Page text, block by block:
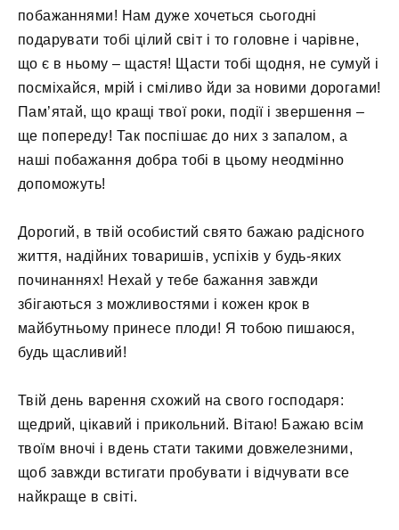
побажаннями! Нам дуже хочеться сьогодні
подарувати тобі цілий світ і то головне і чарівне,
що є в ньому – щастя! Щасти тобі щодня, не сумуй і
посміхайся, мрій і сміливо йди за новими дорогами!
Пам’ятай, що кращі твої роки, події і звершення –
ще попереду! Так поспішає до них з запалом, а
наші побажання добра тобі в цьому неодмінно
допоможуть!
Дорогий, в твій особистий свято бажаю радісного
життя, надійних товаришів, успіхів у будь-яких
починаннях! Нехай у тебе бажання завжди
збігаються з можливостями і кожен крок в
майбутньому принесе плоди! Я тобою пишаюся,
будь щасливий!
Твій день варення схожий на свого господаря:
щедрий, цікавий і прикольний. Вітаю! Бажаю всім
твоїм вночі і вдень стати такими довжелезними,
щоб завжди встигати пробувати і відчувати все
найкраще в світі.